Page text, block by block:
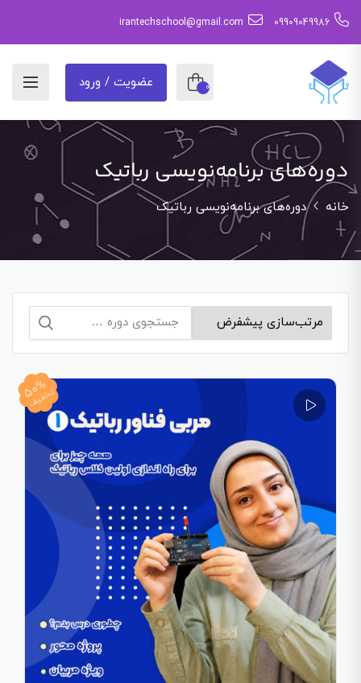
09909049986
irantechschool@gmail.com
0 عضویت / ورود
دوره‌های برنامه‌نویسی رباتیک
خانه دوره‌های برنامه‌نویسی رباتیک
جستجو
50%
تخفیف